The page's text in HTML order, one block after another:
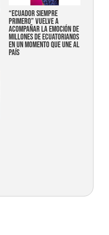
“Ecuador siempre
primero” vuelve a
acompañar la emoción de
millones de ecuatorianos
en un momento que une al
país